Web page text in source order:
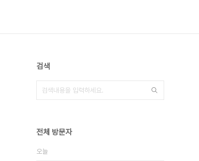
검색
전체 방문자
오늘